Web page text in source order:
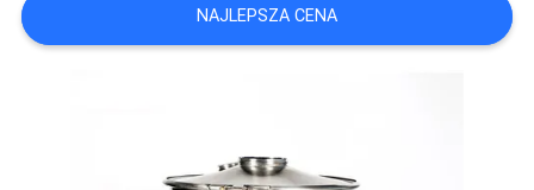
POPROSIĆ
NAJLEPSZA CENA